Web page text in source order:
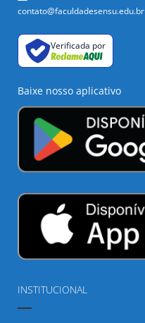
contato@faculdadesensu.edu.br
Verificada por
Baixe nosso aplicativo
INSTITUCIONAL